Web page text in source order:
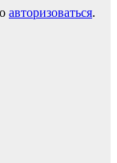
авторизоваться.